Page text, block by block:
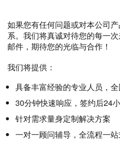
如果您有任何问题或对本公司
系。我们将真诚对待您的每一
邮件，期待您的光临与合作！
我们将提供：
具备丰富经验的专业人员，
30分钟快速响应，签约后24
针对需求量身定制解决方案
一对一顾问辅导，全流程一